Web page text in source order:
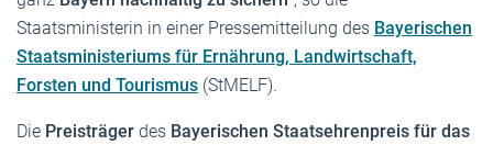
Staatsministerin in einer Pressemitteilung des Bayerischen
Staatsministeriums für Ernährung, Landwirtschaft,
Forsten und Tourismus (StMELF).
Die Preisträger des Bayerischen Staatsehrenpreis für das